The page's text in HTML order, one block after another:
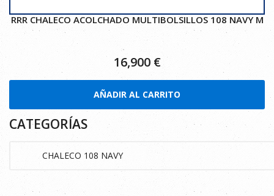
RRR CHALECO ACOLCHADO MULTIBOLSILLOS 108 NAVY M
16,900 €
AÑADIR AL CARRITO
CATEGORÍAS